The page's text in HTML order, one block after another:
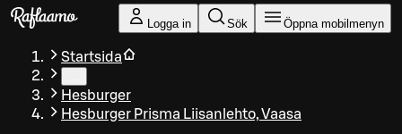
Gå till huvudinnehållet
Logga in Sök Öppna mobilmenyn
Startsida
Hesburger
Hesburger Prisma Liisanlehto, Vaasa